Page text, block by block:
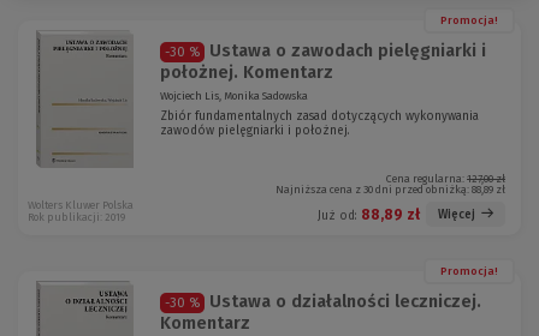
Promocja!
-30 %
Ustawa o zawodach pielęgniarki i
położnej. Komentarz
Wojciech Lis, Monika Sadowska
Zbiór fundamental­nych zasad dotyczących wykonywania
zawodów pielęgniarki i położnej.
Cena regularna: 127,00 zł
Najniższa cena z 30 dni przed obniżką: 88,89 zł
Już od: 88,89 zł Więcej
Wolters Kluwer Polska
Rok publikacji: 2019
Promocja!
-30 %
Ustawa o działalności leczniczej.
Komentarz